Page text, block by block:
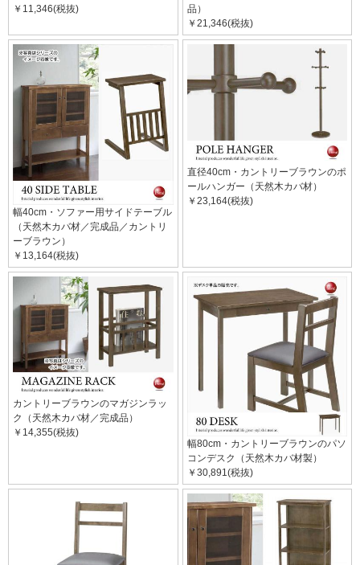
￥11,346(税抜)
品）
￥21,346(税抜)
幅40cm・ソファー用サイドテーブル
（天然木カバ材／完成品／カントリ
ーブラウン）
￥13,164(税抜)
直径40cm・カントリーブラウンのポ
ールハンガー（天然木カバ材）
￥23,164(税抜)
カントリーブラウンのマガジンラッ
ク（天然木カバ材／完成品）
￥14,355(税抜)
幅80cm・カントリーブラウンのパソ
コンデスク（天然木カバ材製）
￥30,891(税抜)